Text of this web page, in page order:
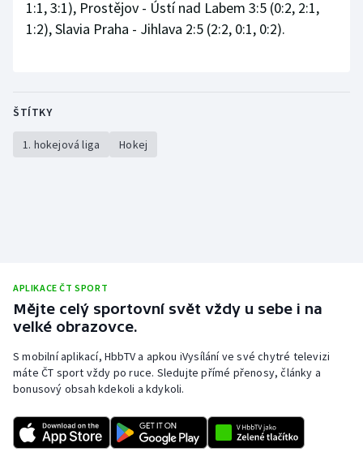
Rychlobruslení
Short track
Sportovní střelba
Vodní slalom
Ostatní
1:1, 3:1), Prostějov - Ústí nad Labem 3:5 (0:2, 2:1,
1:2), Slavia Praha - Jihlava 2:5 (2:2, 0:1, 0:2).
ŠTÍTKY
1. hokejová liga Hokej
APLIKACE ČT SPORT
Mějte celý sportovní svět vždy u sebe i na
velké obrazovce.
S mobilní aplikací, HbbTV a apkou iVysílání ve své chytré televizi
máte ČT sport vždy po ruce. Sledujte přímé přenosy, články a
bonusový obsah kdekoli a kdykoli.